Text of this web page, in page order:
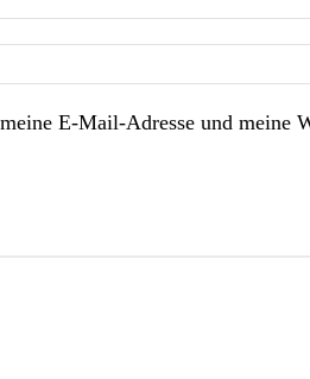
E-Mail-Adresse und meine